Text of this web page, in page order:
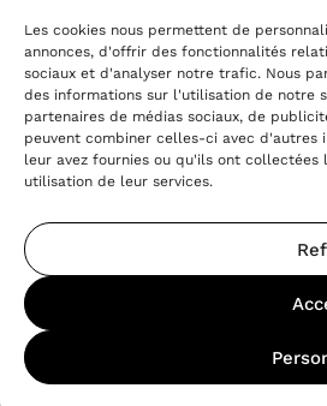
Les cookies nous permettent de
annonces, d'offrir des fonctionnalités
sociaux et d'analyser notre trafic. Nous
des informations sur l'utilisation de notre
partenaires de médias sociaux, de
peuvent combiner celles-ci avec d'autres
leur avez fournies ou qu'ils ont collectées
utilisation de leur services.